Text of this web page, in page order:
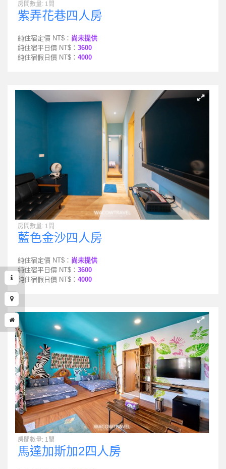
房間數量: 1間
紫弄花巷四人房
純住宿定價 NT$： 尚未提供
純住宿平日價 NT$： 3600
純住宿假日價 NT$： 4000
房間數量: 1間
藍色金沙四人房
純住宿定價 NT$： 尚未提供
純住宿平日價 NT$： 3600
純住宿假日價 NT$： 4000
房間數量: 1間
馬達加斯加2四人房